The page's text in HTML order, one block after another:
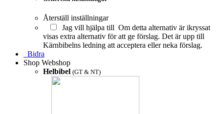
Återställ inställningar
Jag vill hjälpa till Om detta alternativ är ikryssat
visas extra alternativ för att ge förslag. Det är upp till
Kärnbibelns ledning att acceptera eller neka förslag.
Bidra
Shop Webshop
Helbibel (GT & NT)